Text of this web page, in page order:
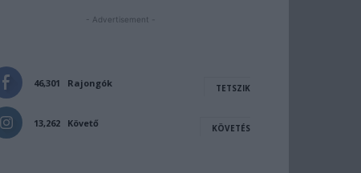
- Advertisement -
46,301 Rajongók TETSZIK
13,262 Követő KÖVETÉS